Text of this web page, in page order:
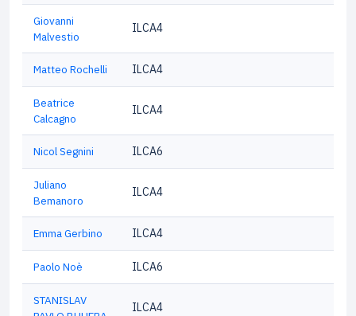
Giovanni
Malvestio
ILCA4
Matteo Rochelli ILCA4
Beatrice
Calcagno
ILCA4
Nicol Segnini ILCA6
Juliano
Bemanoro
ILCA4
Emma Gerbino ILCA4
Paolo Noè ILCA6
STANISLAV
ILCA4